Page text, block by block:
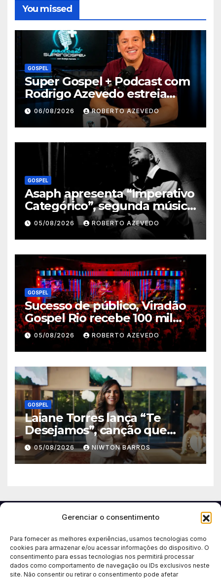
Gerenciar o consentimento
Para fornecer as melhores experiências, usamos tecnologias como
cookies para armazenar e/ou acessar informações do dispositivo. O
consentimento para essas tecnologias nos permitirá processar
dados como comportamento de navegação ou IDs exclusivos neste
site. Não consentir ou retirar o consentimento pode afetar
You missed
GOSPEL
Super Gospel + Podcast com
Rodrigo Azevedo estreia
nova temporada e reúne
grandes nomes da música
gospel brasileira
06/08/2026 ROBERTO AZEVEDO
GOSPEL
Asaph apresenta “Imperativo
Categórico”, segunda música
de trabalho de seu novo
álbum pela Onimusic
05/08/2026 ROBERTO AZEVEDO
GOSPEL
Sucesso de público, Viradão
Gospel Rio recebe 100 mil
pessoas nas atividades
realizadas pela cidade
05/08/2026 ROBERTO AZEVEDO
GOSPEL
Laiane Torres lança “Te
Desejamos”, canção que
nasceu de uma década de
espera e entrega a Deus
05/08/2026 NIWTON BARROS